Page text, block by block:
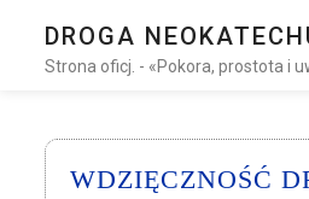
DROGA
Strona oficj. - «Pokora, prostota i
WDZIĘCZNOŚĆ